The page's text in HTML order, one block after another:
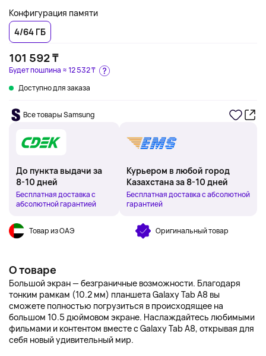
Конфигурация памяти
4/64 ГБ
101 592 ₸
Доступно для заказа
Будет пошлина ≈12 532 ₸
Все товары Samsung
До пункта выдачи за
8-10 дней
Бесплатная доставка с
абсолютной гарантией
Курьером в любой город
Казахстана за 8-10 дней
Бесплатная доставка с абсолютной
гарантией
Товар из ОАЭ Оригинальный товар
О товаре
Большой экран — безграничные возможности. Благодаря
тонким рамкам (10.2 мм) планшета Galaxy Tab A8 вы
сможете полностью погрузиться в происходящее на
большом 10.5 дюймовом экране. Наслаждайтесь любимыми
фильмами и контентом вместе с Galaxy Tab A8, открывая для
себя новый удивительный мир.